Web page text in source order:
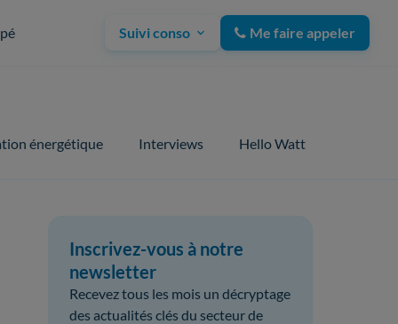
Suivi conso Me faire appeler
énergétique Interviews Hello Watt
Inscrivez-vous à notre
newsletter
Recevez tous les mois un décryptage
des actualités clés du secteur de